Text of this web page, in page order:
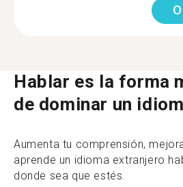
Hablar es la forma
de dominar un
Aumenta tu comprensión,
aprende un idioma extranjero
donde sea que estés.